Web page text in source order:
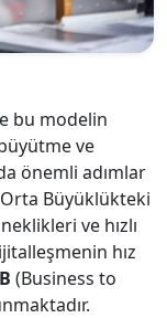
bu modelin
ve
önemli adımlar
Orta Büyüklükteki
ve hızlı
hız
(Business to